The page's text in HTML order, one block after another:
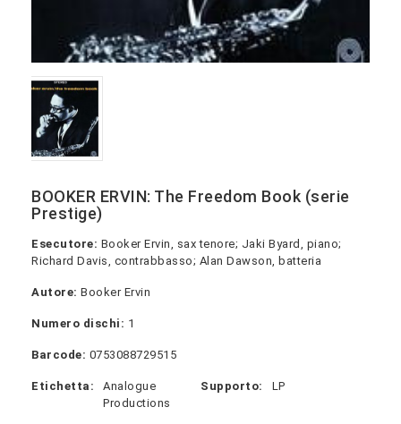
BOOKER ERVIN: The Freedom Book (serie
Prestige)
Esecutore: Booker Ervin, sax tenore; Jaki Byard, piano;
Richard Davis, contrabbasso; Alan Dawson, batteria
Autore: Booker Ervin
Numero dischi: 1
Barcode: 0753088729515
Etichetta:
Analogue
Productions
Supporto: LP